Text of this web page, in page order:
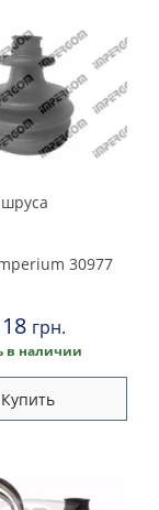
30977
грн.
в наличии
Купить